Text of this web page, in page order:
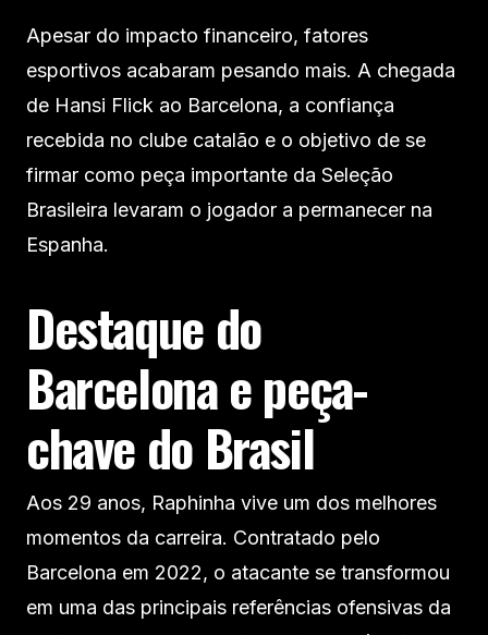
Apesar do impacto financeiro, fatores
esportivos acabaram pesando mais. A chegada
de Hansi Flick ao Barcelona, a confiança
recebida no clube catalão e o objetivo de se
firmar como peça importante da Seleção
Brasileira levaram o jogador a permanecer na
Espanha.
Destaque do
Barcelona e peça-
chave do Brasil
Aos 29 anos, Raphinha vive um dos melhores
momentos da carreira. Contratado pelo
Barcelona em 2022, o atacante se transformou
em uma das principais referências ofensivas da